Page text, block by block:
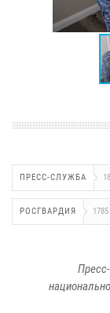
ПРЕСС-СЛУЖБА
РОСГВАРДИЯ 1785